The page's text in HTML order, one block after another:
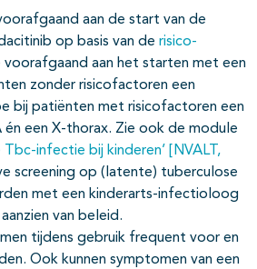
aan de start van de
op basis van de risico-
voorafgaand aan het starten met een
zonder risicofactoren een
bij patiënten met risicofactoren een
én een X-thorax. Zie ook de module
infectie bij kinderen’ [NVALT,
screening op (latente) tuberculose
met een kinderarts-infectioloog
van beleid.
tijdens gebruik frequent voor en
Ook kunnen symptomen van een